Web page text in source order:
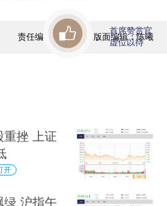
责任编辑：曹文姣 | 版面编辑：陈曦
首席赞赏官
虚位以待
重挫 上证
开
绿 沪指午